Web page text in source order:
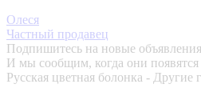
Олеся
Частный продавец
Подпишитесь на новые объявления
И мы сообщим, когда они появятся
Русская цветная болонка - Другие